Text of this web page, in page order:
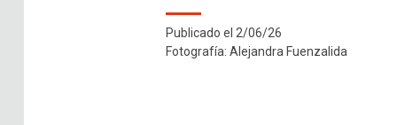
Publicado el 2/06/26
Fotografía: Alejandra Fuenzalida